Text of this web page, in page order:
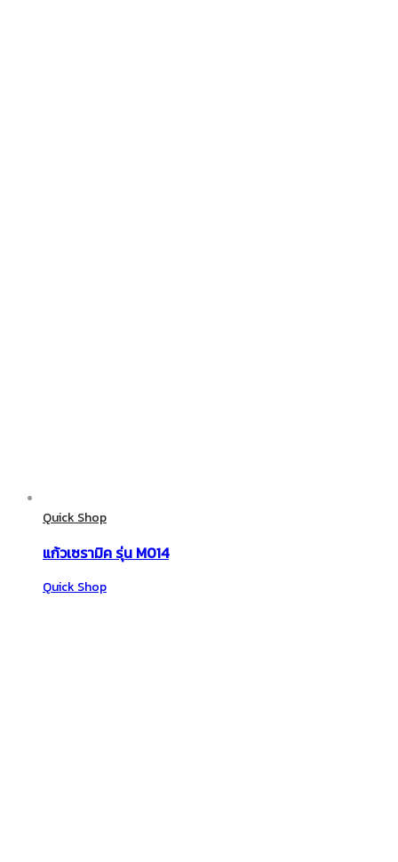
Quick Shop
แก้วเซรามิค รุ่น M014
Quick Shop